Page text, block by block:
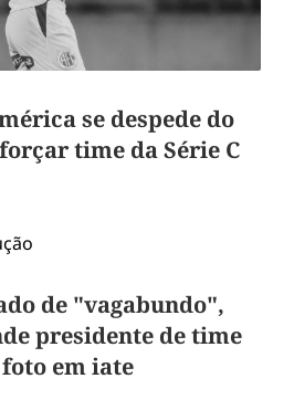
se despede do
time da Série C
de "vagabundo",
presidente de time
em iate